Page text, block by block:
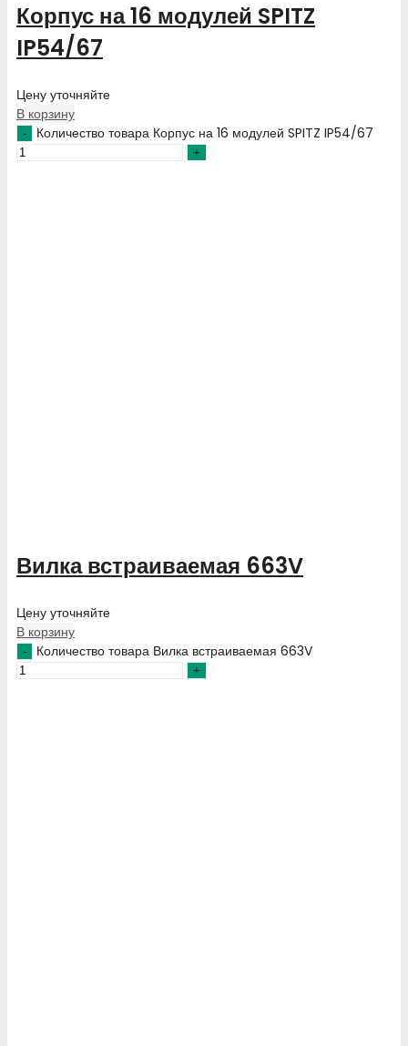
Корпус на 16 модулей SPITZ
IP54/67
Цену уточняйте
В корзину
Количество товара Корпус на 16 модулей SPITZ IP54/67
Вилка встраиваемая 663V
Цену уточняйте
В корзину
Количество товара Вилка встраиваемая 663V